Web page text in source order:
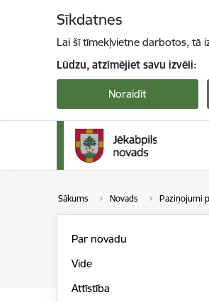
Sīkdatnes
Lai šī tīmekļvietne darbotos, tā
Lūdzu, atzīmējiet savu izvēli:
Noraidīt
Sākums Novads Paziņojumi
Par novadu
Vide
Attīstība